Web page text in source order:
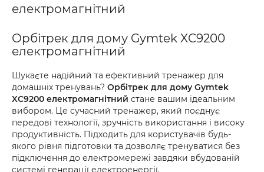
електромагнітний
Орбітрек для дому Gymtek XC9200
електромагнітний
Шукаєте надійний та ефективний тренажер для
домашніх тренувань? Орбітрек для дому Gymtek
XC9200 електромагнітний стане вашим ідеальним
вибором. Це сучасний тренажер, який поєднує
передові технології, зручність використання і високу
продуктивність. Підходить для користувачів будь-
якого рівня підготовки та дозволяє тренуватися без
підключення до електромережі завдяки вбудованій
системі генерації електроенергії.